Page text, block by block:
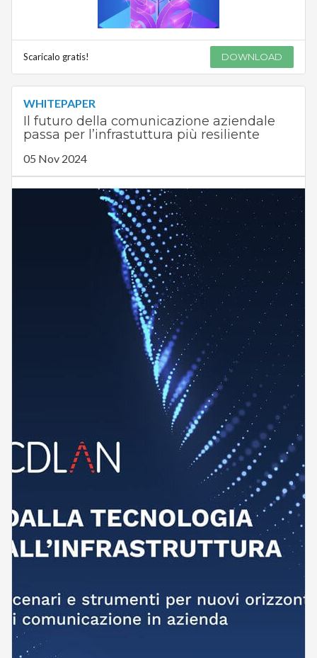
Scaricalo gratis! DOWNLOAD
WHITEPAPER
Il futuro della comunicazione aziendale
passa per l’infrastuttura più resiliente
05 Nov 2024